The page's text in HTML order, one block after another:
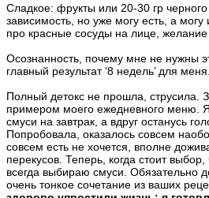
Сладкое: фрукты или 20-30 гр
зависимость, но уже могу есть, а
про красные сосуды на лице, желание
Осознанность, почему мне не нужны
главный результат ‘8 недель’ для меня.
Полный детокс не прошла, струсила.
примером моего ежедневного меню.
смуси на завтрак, а вдруг останусь
Попробовала, оказалось совсем
совсем есть не хочется, вполне
перекусов. Теперь, когда стоит выбор,
всегда выбираю смуси. Обязательно
очень тонкое сочетание из ваших